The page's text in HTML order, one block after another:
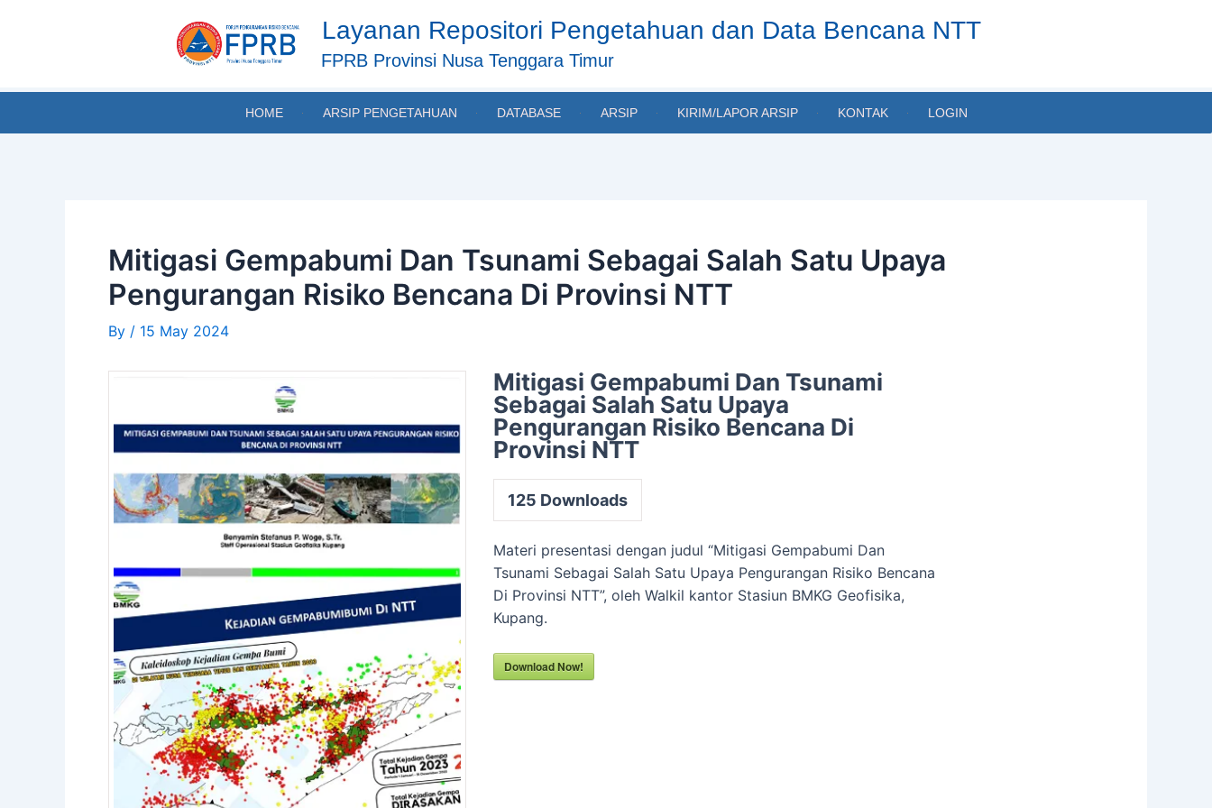
Layanan Repositori Pengetahuan dan Data Bencana NTT
FPRB Provinsi Nusa Tenggara Timur
HOME ARSIP PENGETAHUAN DATABASE ARSIP KIRIM/LAPOR ARSIP KONTAK LOGIN
Mitigasi Gempabumi Dan Tsunami Sebagai Salah Satu Upaya
Pengurangan Risiko Bencana Di Provinsi NTT
By / 15 May 2024
Mitigasi Gempabumi Dan Tsunami
Sebagai Salah Satu Upaya
Pengurangan Risiko Bencana Di
Provinsi NTT
125 Downloads
Materi presentasi dengan judul “Mitigasi Gempabumi Dan
Tsunami Sebagai Salah Satu Upaya Pengurangan Risiko Bencana
Di Provinsi NTT”, oleh Walkil kantor Stasiun BMKG Geofisika,
Kupang.
Download Now!
navigation